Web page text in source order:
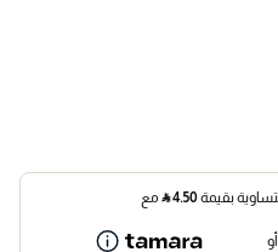
4.50
⃁ مع
أو